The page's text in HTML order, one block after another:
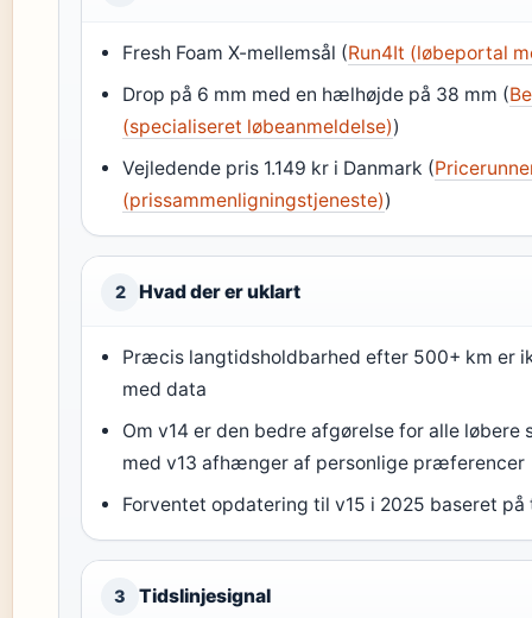
Fresh Foam X-mellemsål (Run4It (løbeportal
Drop på 6 mm med en hælhøjde på 38 mm (
(specialiseret løbeanmeldelse))
Vejledende pris 1.149 kr i Danmark (
(prissammenligningstjeneste))
2 Hvad der er uklart
Præcis langtidsholdbarhed efter 500+ km er
med data
Om v14 er den bedre afgørelse for alle løbere
med v13 afhænger af personlige præferencer
Forventet opdatering til v15 i 2025 baseret
3 Tidslinjesignal